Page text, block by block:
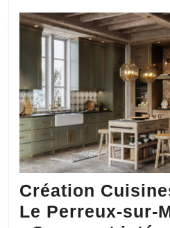
Création
Le Perreux-sur-